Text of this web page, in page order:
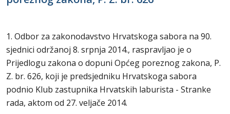
1. Odbor za zakonodavstvo Hrvatskoga sabora na 90.
sjednici održanoj 8. srpnja 2014., raspravljao je o
Prijedlogu zakona o dopuni Općeg poreznog zakona, P.
Z. br. 626, koji je predsjedniku Hrvatskoga sabora
podnio Klub zastupnika Hrvatskih laburista - Stranke
rada, aktom od 27. veljače 2014.